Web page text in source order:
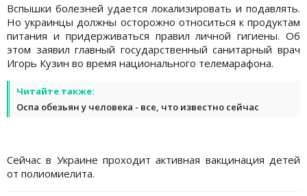
Вспышки болезней удается локализировать и подавлять.
Но украинцы должны осторожно относиться к продуктам
питания и придерживаться правил личной гигиены. Об
этом заявил главный государственный санитарный врач
Игорь Кузин во время национального телемарафона.
Читайте также:
Оспа обезьян у человека - все, что известно сейчас
Сейчас в Украине проходит активная вакцинация детей
от полиомиелита.